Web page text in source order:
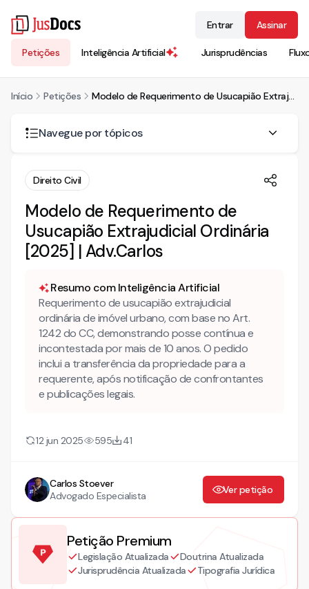
Petições Inteligência Artificial Jurisprudências
Entrar Assinar
Início Petições Modelo de Requerimento de Usucapião Extrajudicial Ordinária [2025] | Adv.Carlos
Navegue por tópicos
Para que serve este Modelo de Requerimento de
Usucapião Extrajudicial Ordinária?
Qual o prazo para apresentar este Modelo de
Requerimento de Usucapião Extrajudicial Ordinária?
Qual a previsão legal deste Modelo de Requerimento de
Direito Civil
Modelo de Requerimento de
Usucapião Extrajudicial Ordinária
[2025] | Adv.Carlos
Resumo com Inteligência Artificial
Requerimento de usucapião extrajudicial
ordinária de imóvel urbano, com base no Art.
1242 do CC, demonstrando posse contínua e
incontestada por mais de 10 anos. O pedido
inclui a transferência da propriedade para a
requerente, após notificação de confrontantes
e publicações legais.
12 jun 2025 595 41
Carlos Stoever
Advogado Especialista
Ver petição
Petição Premium
Legislação Atualizada
Doutrina Atualizada
Jurisprudência Atualizada
Tipografia Jurídica